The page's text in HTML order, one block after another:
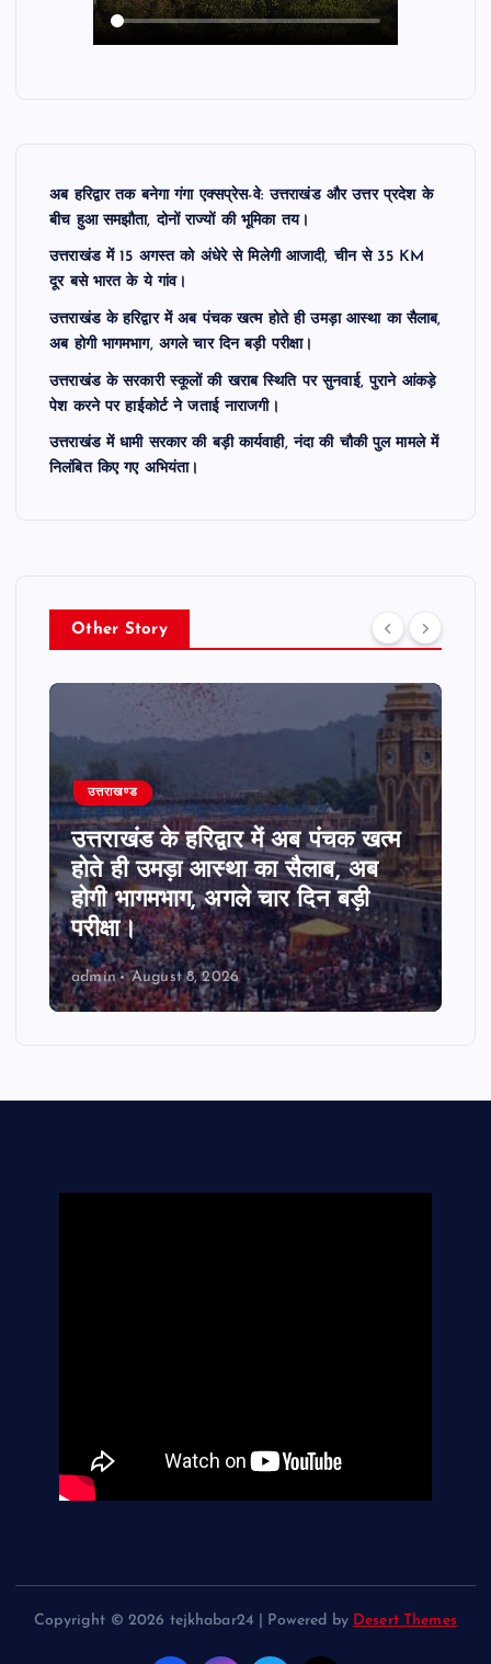
अब हरिद्वार तक बनेगा गंगा एक्सप्रेस-वे: उत्तराखंड और उत्तर प्रदेश के
बीच हुआ समझौता, दोनों राज्यों की भूमिका तय।
उत्तराखंड में 15 अगस्त को अंधेरे से मिलेगी आजादी, चीन से 35 KM
दूर बसे भारत के ये गांव।
उत्तराखंड के हरिद्वार में अब पंचक खत्म होते ही उमड़ा आस्था का सैलाब,
अब होगी भागमभाग, अगले चार दिन बड़ी परीक्षा।
उत्तराखंड के सरकारी स्कूलों की खराब स्थिति पर सुनवाई, पुराने आंकड़े
पेश करने पर हाईकोर्ट ने जताई नाराजगी।
उत्तराखंड में धामी सरकार की बड़ी कार्यवाही, नंदा की चौकी पुल मामले में
निलंबित किए गए अभियंता।
Other Story
उत्तराखण्ड
उत्तराखंड के सरकारी स्कूलों की खराब
स्थिति पर सुनवाई, पुराने आंकड़े पेश
करने पर हाईकोर्ट ने जताई नाराजगी।
admin August 8, 2026
Copyright © 2026 tejkhabar24 | Powered by Desert Themes